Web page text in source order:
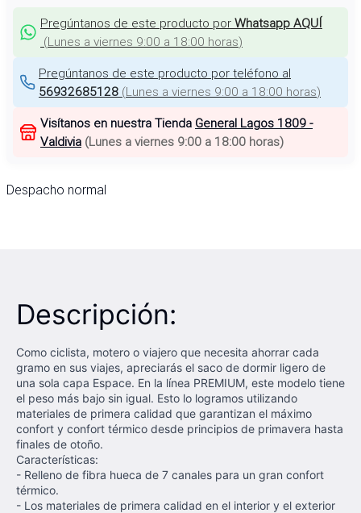
Pregúntanos de este producto por Whatsapp AQUÍ
(Lunes a viernes 9:00 a 18:00 horas)
Pregúntanos de este producto por teléfono al
56932685128 (Lunes a viernes 9:00 a 18:00 horas)
Visítanos en nuestra Tienda General Lagos 1809 -
Valdivia (Lunes a viernes 9:00 a 18:00 horas)
Despacho normal
Descripción:
Como ciclista, motero o viajero que necesita ahorrar cada
gramo en sus viajes, apreciarás el saco de dormir ligero de
una sola capa Espace. En la línea PREMIUM, este modelo tiene
el peso más bajo sin igual. Esto lo logramos utilizando
materiales de primera calidad que garantizan el máximo
confort y confort térmico desde principios de primavera hasta
finales de otoño.
Características:
- Relleno de fibra hueca de 7 canales para un gran confort
térmico.
- Los materiales de primera calidad en el interior y el exterior